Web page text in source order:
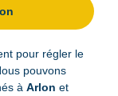
pour régler le
pouvons
à Arlon et